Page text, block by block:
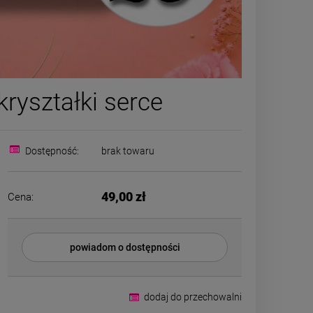
Naszyjnik kamienie
naturalne HEMATYT AGAT
serce
Dostępność: brak towaru
Cena: 49,00 zł
powiadom o dostępności
dodaj do przechowalni